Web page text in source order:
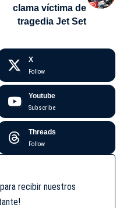
clama víctima de
tragedia Jet Set
X
Follow
Youtube
Subscribe
Threads
Follow
recibir nuestros